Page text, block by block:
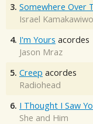
3. Somewhere Over
Israel
4. I'm Yours acordes
Jason Mraz
5. Creep acordes
Radiohead
6. I Thought I Saw
She and Him